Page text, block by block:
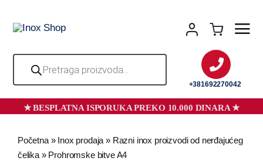
Products
search
+381692270042
Početna» Inox prodaja » Razni inox proizvodi od nerđajućeg
čelika» Prohromske bitve A4